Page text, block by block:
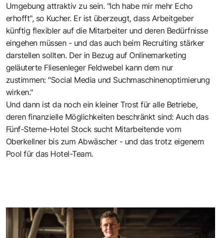
Umgebung attraktiv zu sein. "Ich habe mir mehr Echo
erhofft", so Kucher. Er ist überzeugt, dass Arbeitgeber
künftig flexibler auf die Mitarbeiter und deren Bedürfnisse
eingehen müssen - und das auch beim Recruiting stärker
darstellen sollten. Der in Bezug auf Onlinemarketing
geläuterte Fliesenleger Feldwebel kann dem nur
zustimmen: "Social Media und Suchmaschinenoptimierung
wirken."
Und dann ist da noch ein kleiner Trost für alle Betriebe,
deren finanzielle Möglichkeiten beschränkt sind: Auch das
Fünf-Sterne-Hotel Stock sucht Mitarbeitende vom
Oberkellner bis zum Abwäscher - und das trotz eigenem
Pool für das Hotel-Team.